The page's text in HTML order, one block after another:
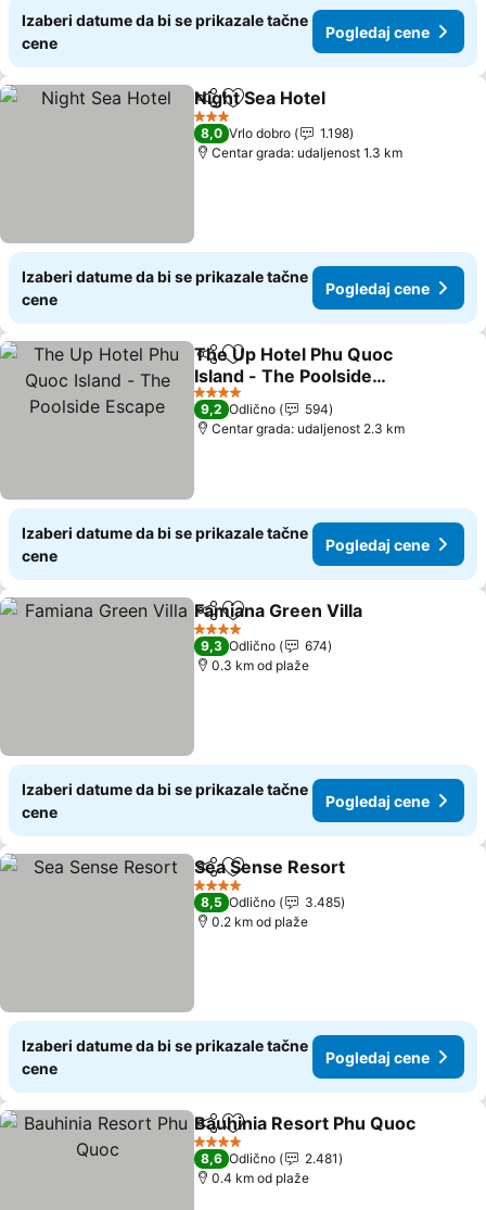
Izaberi datume da bi se prikazale tačne
cene
Pogledaj cene
Deli Dodati u favorite
Night Sea Hotel
3 Zvezdice
8,0 Vrlo dobro
1.198
Centar grada: udaljenost 1.3 km
Izaberi datume da bi se prikazale tačne
cene
Pogledaj cene
Deli Dodati u favorite
The Up Hotel Phu Quoc
Island - The Poolside
Escape
Pogledaj cene
4 Zvezdice
9,2 Odlično
594
Centar grada: udaljenost 2.3 km
Izaberi datume da bi se prikazale tačne
cene
Pogledaj cene
Deli Dodati u favorite
Famiana Green Villa
4 Zvezdice
9,3 Odlično
674
0.3 km od plaže
Izaberi datume da bi se prikazale tačne
cene
Pogledaj cene
Deli Dodati u favorite
Sea Sense Resort
4 Zvezdice
8,5 Odlično
3.485
0.2 km od plaže
Izaberi datume da bi se prikazale tačne
cene
Pogledaj cene
Deli Dodati u favorite
Bauhinia Resort Phu Quoc
4 Zvezdice
8,6 Odlično
2.481
0.4 km od plaže